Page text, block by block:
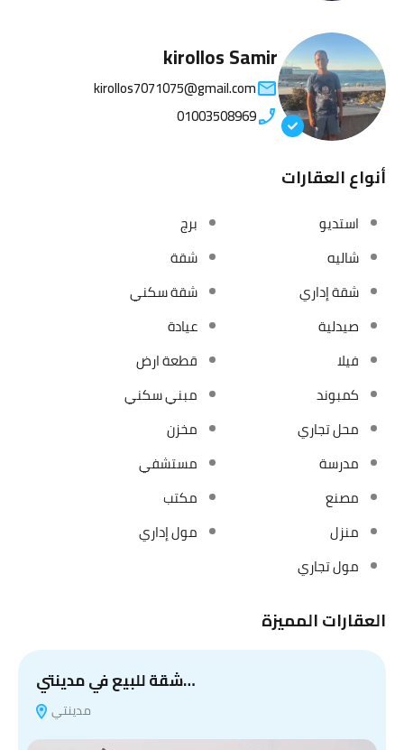
kirollos Samir
kirollos7071075@gmail.com
01003508969
أنواع العقارات
استديو
برج
شاليه
شقة
شقة إداري
شقة سكني
صيدلية
عيادة
فيلا
قطعة ارض
كمبوند
مبني سكني
محل تجاري
مخزن
مدرسة
مستشفي
مصنع
مكتب
منزل
مول إداري
مول تجاري
العقارات المميزة
شقة للبيع في مدينتي…
مدينتي